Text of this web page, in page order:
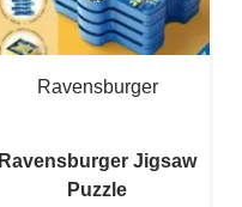
Ravensburger
Ravensburger Jigsaw
Puzzle